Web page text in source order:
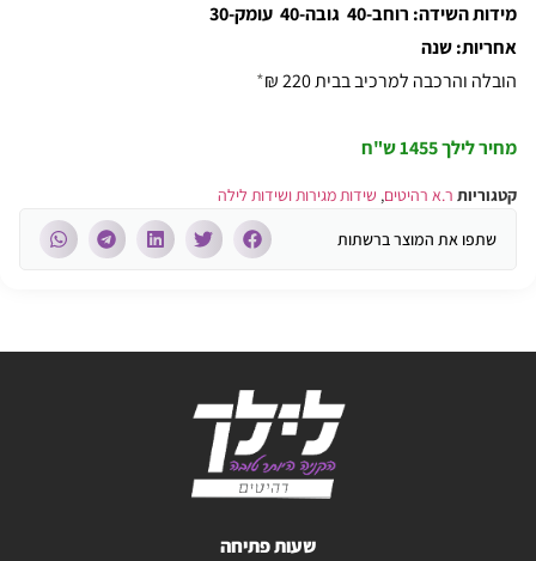
מידות השידה: רוחב-40 גובה-40 עומק-30
אחריות: שנה
הובלה והרכבה למרכיב בבית 220 ₪
*
מחיר לילך
קטגוריות ר.א רהיטים, שידות מגירות ושידות לילה
שתפו את המוצר ברשתות
שעות פתיחה